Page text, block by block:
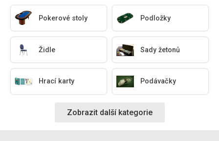
Pokerové stoly Podložky
Židle Sady žetonů
Hrací karty Podávačky
Zobrazit další kategorie